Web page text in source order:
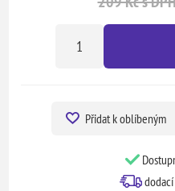
Přidat k oblíbeným